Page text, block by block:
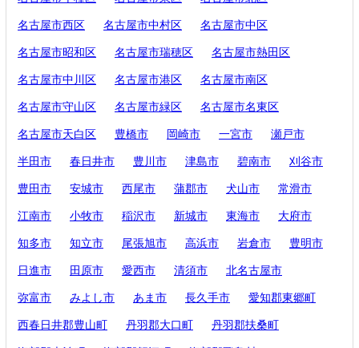
名古屋市西区 名古屋市中村区 名古屋市中区
名古屋市昭和区 名古屋市瑞穂区 名古屋市熱田区
名古屋市中川区 名古屋市港区 名古屋市南区
名古屋市守山区 名古屋市緑区 名古屋市名東区
名古屋市天白区 豊橋市 岡崎市 一宮市 瀬戸市
半田市 春日井市 豊川市 津島市 碧南市 刈谷市
豊田市 安城市 西尾市 蒲郡市 犬山市 常滑市
江南市 小牧市 稲沢市 新城市 東海市 大府市
知多市 知立市 尾張旭市 高浜市 岩倉市 豊明市
日進市 田原市 愛西市 清須市 北名古屋市
弥富市 みよし市 あま市 長久手市 愛知郡東郷町
西春日井郡豊山町 丹羽郡大口町 丹羽郡扶桑町